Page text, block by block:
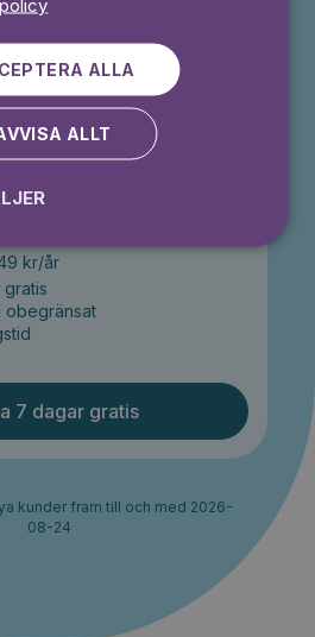
kr/år
obegränsat
7 dagar gratis
kunder fram till och med 2026-
08-24
ALLA
ALLT